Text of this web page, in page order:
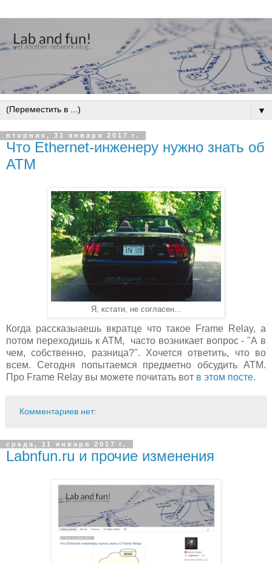
▼
вторник, 31 января 2017 г.
Что Ethernet-инженеру нужно знать об
ATM
Я, кстати, не согласен...
Когда рассказыаешь вкратце что такое Frame Relay, а
потом переходишь к ATM, часто возникает вопрос - "А в
чем, собственно, разница?". Хочется ответить, что во
всем. Сегодня попытаемся предметно обсудить ATM.
Про Frame Relay вы можете почитать вот в этом посте.
Комментариев нет:
среда, 11 января 2017 г.
Labnfun.ru и прочие изменения